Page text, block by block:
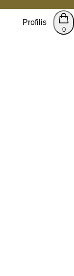
Profilis
0